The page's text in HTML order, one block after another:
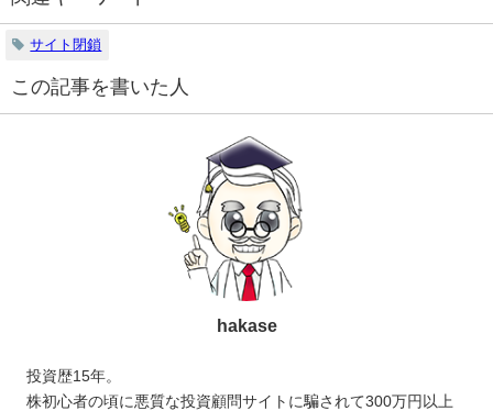
サイト閉鎖
この記事を書いた人
hakase
投資歴15年。
株初心者の頃に悪質な投資顧問サイトに騙されて300万円以上